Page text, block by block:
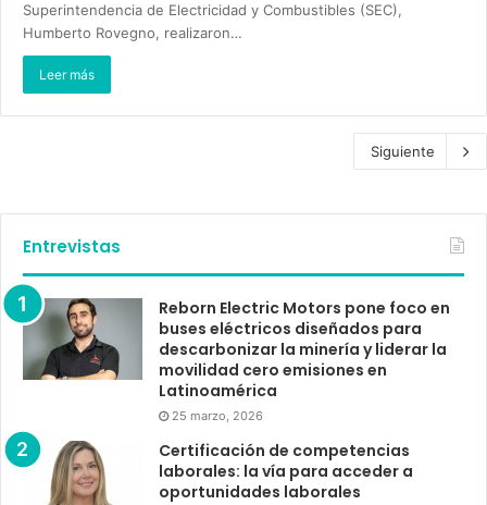
Superintendencia de Electricidad y Combustibles (SEC),
Humberto Rovegno, realizaron…
Leer más
Siguiente
Entrevistas
Reborn Electric Motors pone foco en
buses eléctricos diseñados para
descarbonizar la minería y liderar la
movilidad cero emisiones en
Latinoamérica
25 marzo, 2026
Certificación de competencias
laborales: la vía para acceder a
oportunidades laborales